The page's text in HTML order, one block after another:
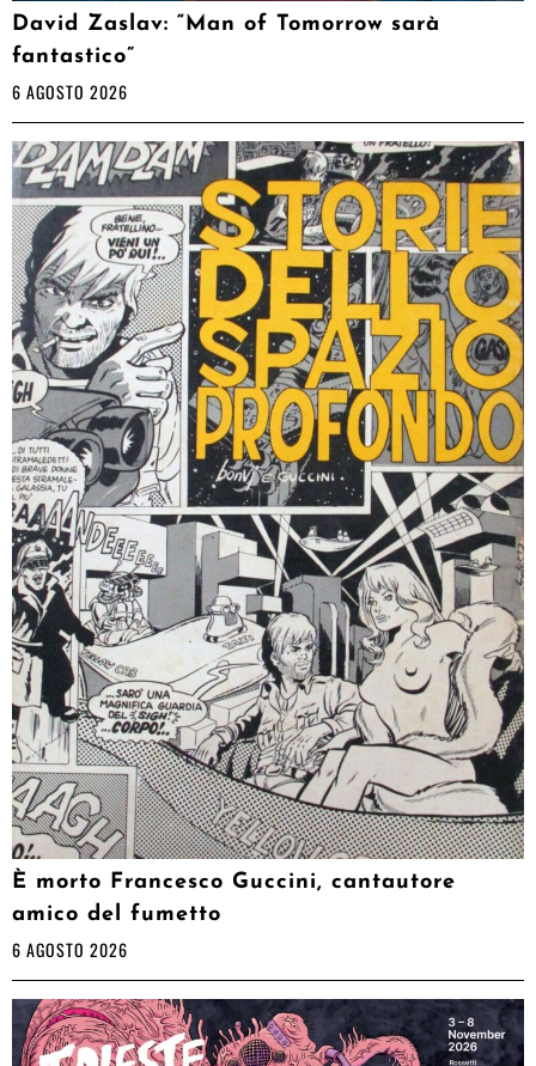
David Zaslav: “Man of Tomorrow sarà
fantastico”
6 AGOSTO 2026
È morto Francesco Guccini, cantautore
amico del fumetto
6 AGOSTO 2026